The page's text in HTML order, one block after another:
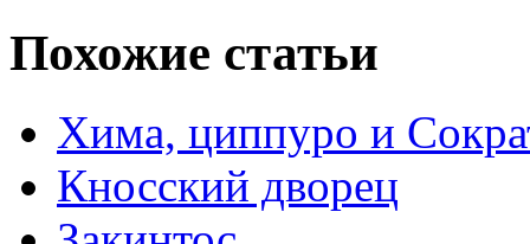
Похожие статьи
Хима, циппуро и
Кносский дворец